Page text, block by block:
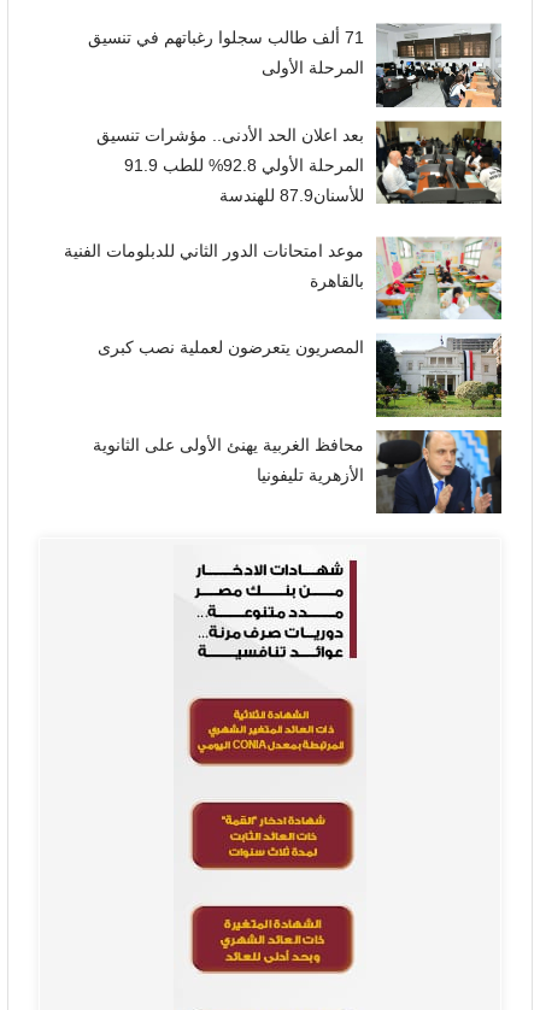
71 ألف طالب سجلوا رغباتهم في تنسيق
المرحلة الأولى
بعد اعلان الحد الأدنى.. مؤشرات تنسيق
المرحلة الأولي 92.8% للطب 91.9
للأسنان87.9 للهندسة
موعد امتحانات الدور الثاني للدبلومات الفنية
بالقاهرة
المصريون يتعرضون لعملية نصب كبرى
محافظ الغربية يهنئ الأولى على الثانوية
الأزهرية تليفونيا